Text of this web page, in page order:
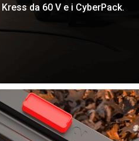
Kress da 60 V e i CyberPack.